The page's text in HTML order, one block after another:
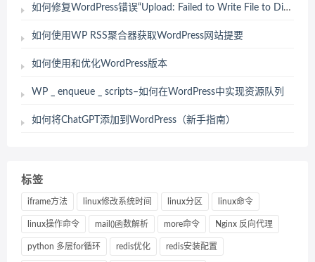
如何修复WordPress错误“Upload: Failed to Write File to Disk”
如何使用WP RSS聚合器获取WordPress网站提要
如何使用和优化WordPress版本
WP _ enqueue _ scripts–如何在WordPress中实现资源队列
如何将ChatGPT添加到WordPress（新手指南）
标签
iframe方法 linux修改系统时间 linux分区 linux命令
linux操作命令 mail()函数解析 more命令 Nginx 反向代理
python 多层for循环 redis优化 redis安装配置